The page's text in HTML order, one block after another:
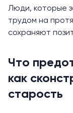
Люди, которые
трудом на
сохраняют
Что
как
старость